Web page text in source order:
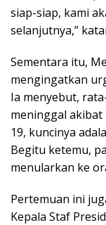
siap-siap, kami
selanjutnya,”
Sementara itu,
mengingatkan
Ia menyebut,
meninggal akibat
19, kuncinya
Begitu ketemu,
menularkan ke
Pertemuan ini
Kepala Staf